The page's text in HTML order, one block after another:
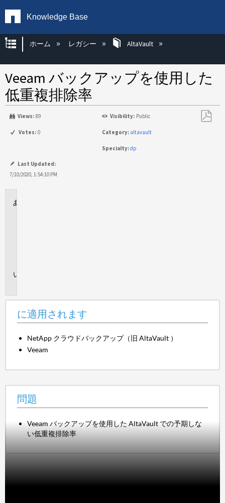
Knowledge Base
グローバル階層を展開/折りたたむ
ホーム レガシー AltaVault
Veeam バックアップを使用した
低重複排除率
Views: 89 Visibility: Public
Votes: 0 Category: altavault
Specialty:dp
Last Updated:
7/10/2020, 1:54:10 PM
に適用されます
NetApp クラウドバックアップ（旧 AltaVault ）
Veeam
問題
Veeam バックアップを使用した AltaVault での予期しな
い低重複排除率